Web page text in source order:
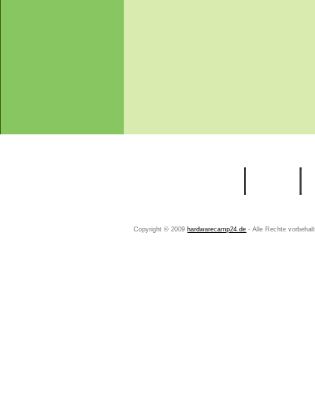
Copyright © 2009 hardwarecamp24.de - Alle Rechte